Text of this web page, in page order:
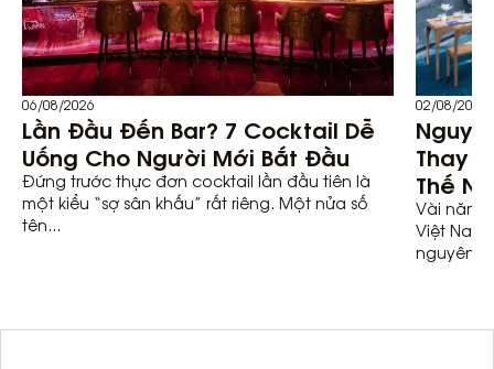
06/08/2026
Lần Đầu Đến Bar? 7 Cocktail Dễ
Uống Cho Người Mới Bắt Đầu
Đứng trước thực đơn cocktail lần đầu tiên là
một kiểu “sợ sân khấu” rất riêng. Một nửa số
tên...
02/08/2026
Thay
Thế
Vài năm
Việt
nguyên